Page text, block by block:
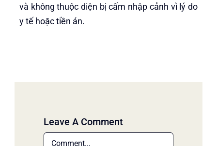
và không thuộc diện bị cấm nhập cảnh vì lý do
y tế hoặc tiền án.
Leave A Comment
Comment